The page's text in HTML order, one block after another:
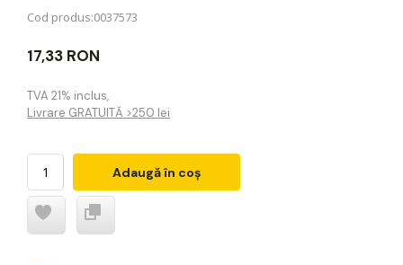
Cod produs:0037573
17,33 RON
TVA 21% inclus,
Livrare GRATUITĂ >250 lei
Adaugă în coș